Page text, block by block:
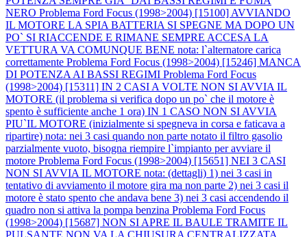
NERO Problema Ford Focus (1998>2004) [15100] AVVIANDO
IL MOTORE LA SPIA BATTERIA SI SPEGNE MA DOPO UN
PO` SI RIACCENDE E RIMANE SEMPRE ACCESA LA
VETTURA VA COMUNQUE BENE nota: l`alternatore carica
correttamente Problema Ford Focus (1998>2004) [15246] MANCA
DI POTENZA AI BASSI REGIMI Problema Ford Focus
(1998>2004) [15311] IN 2 CASI A VOLTE NON SI AVVIA IL
MOTORE (il problema si verifica dopo un po` che il motore è
spento è sufficiente anche 1 ora) IN 1 CASO NON SI AVVIA
PIU`IL MOTORE (inizialmente si spegneva in corsa e faticava a
ripartire) nota: nei 3 casi quando non parte notato il filtro gasolio
parzialmente vuoto, bisogna riempire l`impianto per avviare il
motore Problema Ford Focus (1998>2004) [15651] NEI 3 CASI
NON SI AVVIA IL MOTORE nota: (dettagli) 1) nei 3 casi in
tentativo di avviamento il motore gira ma non parte 2) nei 3 casi il
motore è stato spento che andava bene 3) nei 3 casi accendendo il
quadro non si attiva la pompa benzina Problema Ford Focus
(1998>2004) [15687] NON SI APRE IL BAULE TRAMITE IL
PULSANTE NON VA LA CHIUSURA CENTRALIZZATA